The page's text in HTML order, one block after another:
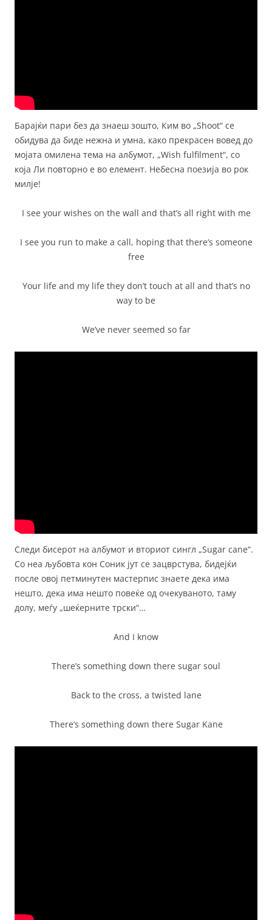
Барајќи пари без да знаеш зошто, Ким во „Shoot“ се
обидува да биде нежна и умна, како прекрасен вовед до
мојата омилена тема на албумот, „Wish fulfilment“, со
која Ли повторно е во елемент. Небесна поезија во рок
милје!
I see your wishes on the wall and that’s all right with me
I see you run to make a call, hoping that there’s someone
free
Your life and my life they don’t touch at all and that’s no
way to be
We’ve never seemed so far
Следи бисерот на албумот и вториот сингл „Sugar cane“.
Со неа љубовта кон Соник јут се зацврстува, бидејќи
после овој петминутен мастерпис знаете дека има
нешто, дека има нешто повеќе од очекуваното, таму
долу, меѓу „шеќерните трски“…
And I know
There’s something down there sugar soul
Back to the cross, a twisted lane
There’s something down there Sugar Kane